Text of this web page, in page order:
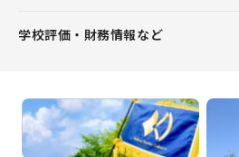
学校評価・財務情報など